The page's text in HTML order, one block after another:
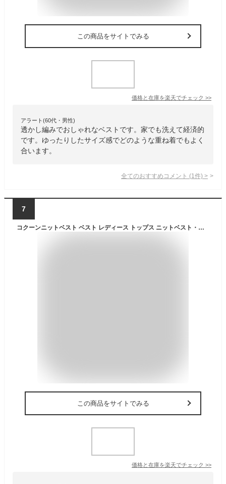
この商品をサイトでみる
価格と在庫を楽天でチェック >>
アラート(60代・男性)
透かし編みでおしゃれなベストです。家でも洗えて経済的
です。ゆったりしたサイズ感でどのような重ね着でもよく
合います。
全てのおすすめコメント (1 件) >
7
コクーンニットベスト ベスト レディース トップス ニットベスト・再再販。(100)メール便可【246B】
この商品をサイトでみる
価格と在庫を楽天でチェック >>